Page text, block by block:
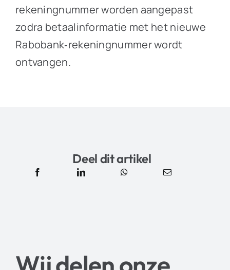
rekeningnummer worden aangepast
zodra betaalinformatie met het nieuwe
Rabobank‑rekeningnummer wordt
ontvangen.
Deel dit artikel